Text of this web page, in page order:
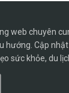
web chuyên
hướng. Cập
sức khỏe, du